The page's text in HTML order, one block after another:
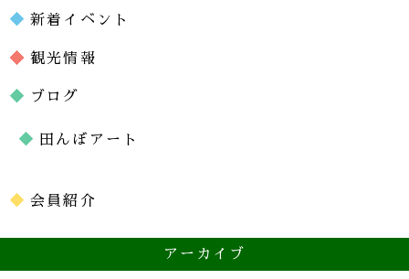
新着イベント
観光情報
ブログ
田んぼアート
会員紹介
アーカイブ